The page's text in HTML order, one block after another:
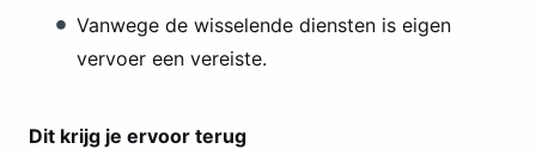
Vanwege de wisselende diensten is eigen
vervoer een vereiste.
Dit krijg je ervoor terug